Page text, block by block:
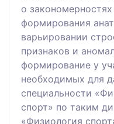
о
формирования
варьировании
признаков и
формирование у
необходимых для
специальности
спорт» по таким
«Физиология